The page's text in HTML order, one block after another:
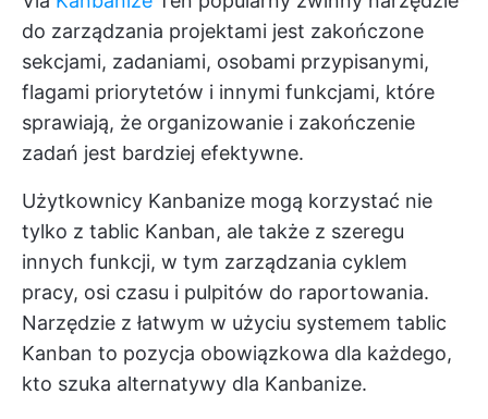
do zarządzania projektami jest zakończone
sekcjami, zadaniami, osobami przypisanymi,
flagami priorytetów i innymi funkcjami, które
sprawiają, że organizowanie i zakończenie
zadań jest bardziej efektywne.
Użytkownicy Kanbanize mogą korzystać nie
tylko z tablic Kanban, ale także z szeregu
innych funkcji, w tym zarządzania cyklem
pracy, osi czasu i pulpitów do raportowania.
Narzędzie z łatwym w użyciu systemem tablic
Kanban to pozycja obowiązkowa dla każdego,
kto szuka alternatywy dla Kanbanize.